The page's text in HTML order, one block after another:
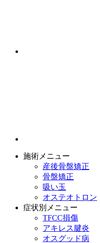
施術メニュー
産後骨盤矯正
骨盤矯正
吸い玉
オステオトロン
症状別メニュー
TFCC損傷
アキレス腱炎
オスグッド病